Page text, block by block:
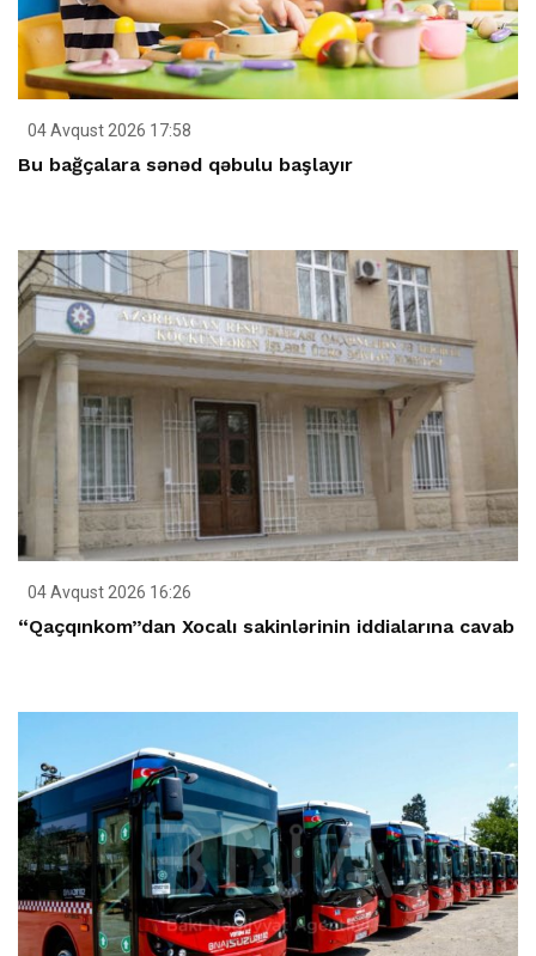
04 Avqust 2026 17:58
Bu bağçalara sənəd qəbulu başlayır
04 Avqust 2026 16:26
“Qaçqınkom”dan Xocalı sakinlərinin iddialarına cavab